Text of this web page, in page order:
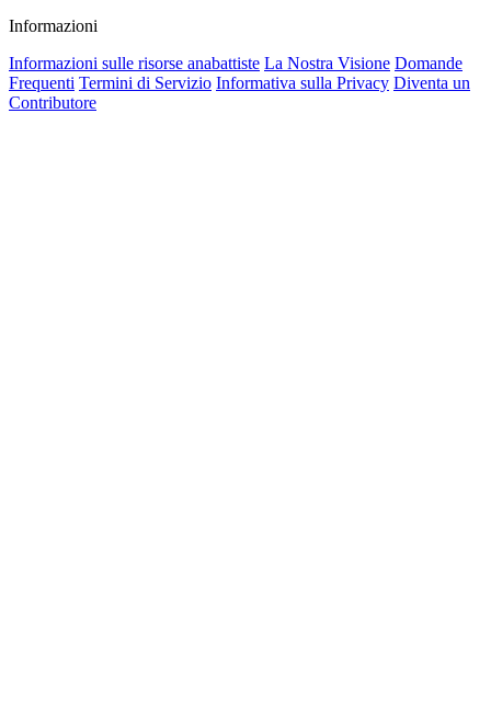
Informazioni
Informazioni sulle risorse anabattiste La Nostra Visione Domande
Frequenti Termini di Servizio Informativa sulla Privacy Diventa un
Contributore